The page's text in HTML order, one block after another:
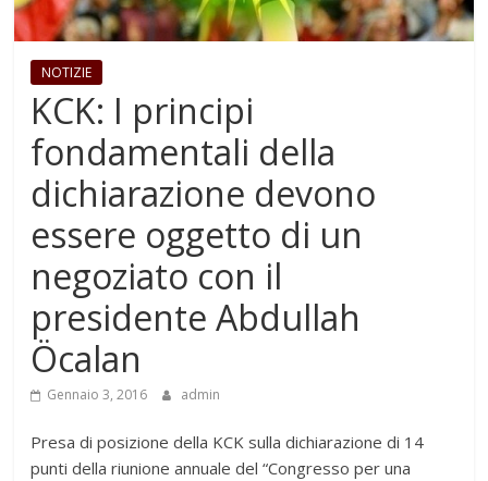
NOTIZIE
KCK: I principi
fondamentali della
dichiarazione devono
essere oggetto di un
negoziato con il
presidente Abdullah
Öcalan
Gennaio 3, 2016 admin
Presa di posizione della KCK sulla dichiarazione di 14
punti della riunione annuale del “Congresso per una